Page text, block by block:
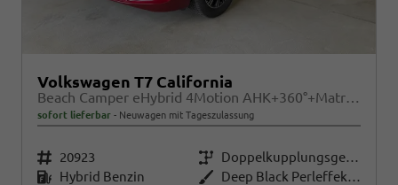
Volkswagen T7 California
Beach Camper eHybrid 4Motion AHK+360°+Matrix+Navi+Alu17+GJR+Sitzheiz+Keyless
sofort lieferbar Neuwagen mit Tageszulassung
Fahrzeugnr. 20923 Getriebe
Doppelkupplungsgetriebe (DSG)
Kraftstoff Hybrid Benzin Außenfarbe
Deep Black Perleffekt / Fortana Rot Metallic (nur in Verb. mit abgedunkelte Scheiben, wenn nicht Serie)